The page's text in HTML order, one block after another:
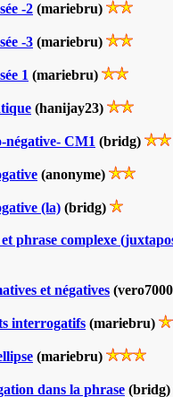
-2 (mariebru)
-3 (mariebru)
1 (mariebru)
(hanijay23)
négative- CM1 (bridg)
(anonyme)
(la) (bridg)
phrase complexe
et négatives
interrogatifs (mariebru)
(mariebru)
dans la phrase (bridg)